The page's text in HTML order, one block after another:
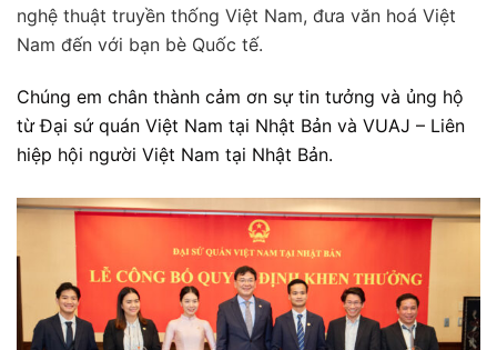
nghệ thuật truyền thống Việt Nam, đưa văn hoá Việt
Nam đến với bạn bè Quốc tế.
Chúng em chân thành cảm ơn sự tin tưởng và ủng hộ
từ Đại sứ quán Việt Nam tại Nhật Bản và VUAJ – Liên
hiệp hội người Việt Nam tại Nhật Bản.